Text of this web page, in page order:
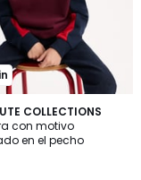
COLLECTIONS
con motivo
en el pecho